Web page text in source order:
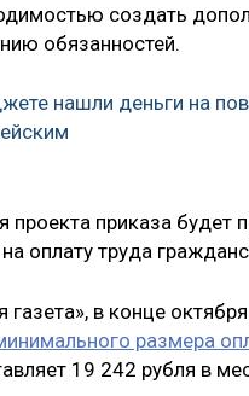
создать
обязанностей.
нашли деньги на
проекта приказа
оплату труда
газета», в конце
размера
19 242 рубля в